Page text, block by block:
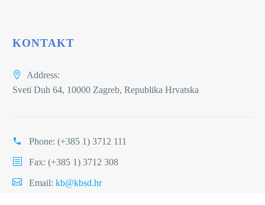
KONTAKT
Address:
Sveti Duh 64, 10000 Zagreb, Republika Hrvatska
Phone: (+385 1) 3712 111
Fax: (+385 1) 3712 308
Email: kb@kbsd.hr